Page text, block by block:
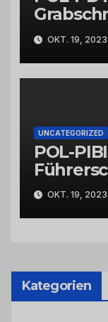
OKT. 19, 2023
UNCATEGORIZED
POL-
Einfluss
OKT. 19, 2023
Kategorien